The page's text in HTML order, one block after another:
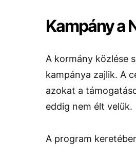
Kampány a
A kormány közlése
kampánya zajlik. A
azokat a
eddig nem élt velük.
A program